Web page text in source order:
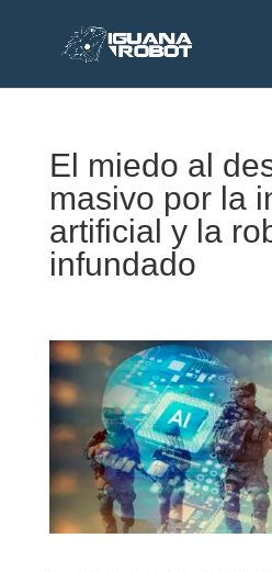
El miedo al
masivo por la
artificial y la
infundado